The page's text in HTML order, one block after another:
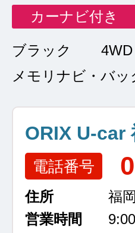
カーナビ付き
ブラック 4WD
メモリナビ・バ
ORIX U-car
電話番号
住所
福
営業時間